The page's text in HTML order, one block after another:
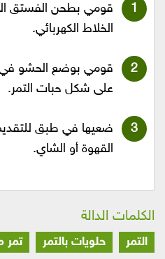
قومي بطحن الفستق
الخلاط الكهربائي.
قومي بوضع الحشو في
على شكل حبات التمر.
ضعيها في طبق
القهوة أو الشاي.
الكلمات الدالة
التمر حلويات بالتمر تمر